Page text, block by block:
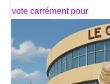
Je vote carrément pour